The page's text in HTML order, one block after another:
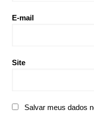
E-mail
Site
Salvar meus dados